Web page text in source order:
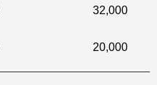
32,000
20,000